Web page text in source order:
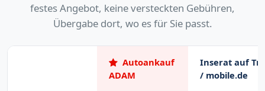
festes Angebot, keine versteckten Gebühren,
Übergabe dort, wo es für Sie passt.
Autoankauf
ADAM
Inserat auf
/ mobile.de